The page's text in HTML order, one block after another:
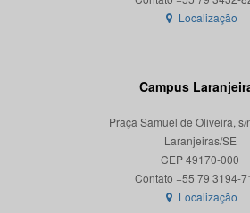
Localização
Campus
Praça Samuel de Oliveira, s/
Laranjeiras/SE
CEP 49170-000
Localização